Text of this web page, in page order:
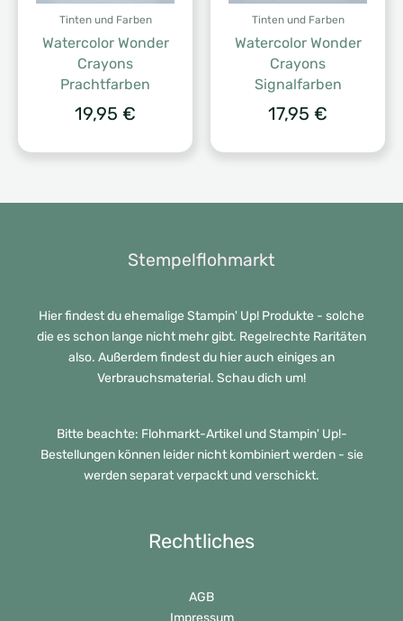
Tinten und Farben
Watercolor Wonder
Crayons
Prachtfarben
19,95 €
Tinten und Farben
Watercolor Wonder
Crayons
Signalfarben
17,95 €
Stempelflohmarkt
Hier findest du ehemalige Stampin' Up! Produkte - solche
die es schon lange nicht mehr gibt. Regelrechte Raritäten
also. Außerdem findest du hier auch einiges an
Verbrauchsmaterial. Schau dich um!
Bitte beachte: Flohmarkt-Artikel und Stampin' Up!-
Bestellungen können leider nicht kombiniert werden - sie
werden separat verpackt und verschickt.
Rechtliches
AGB
Impressum